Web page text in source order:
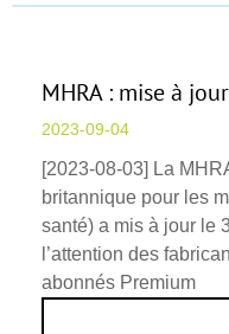
MHRA : mise à
2023-09-04
[2023-08-03] La
britannique pour les
santé) a mis à jour le
l’attention des
abonnés Premium